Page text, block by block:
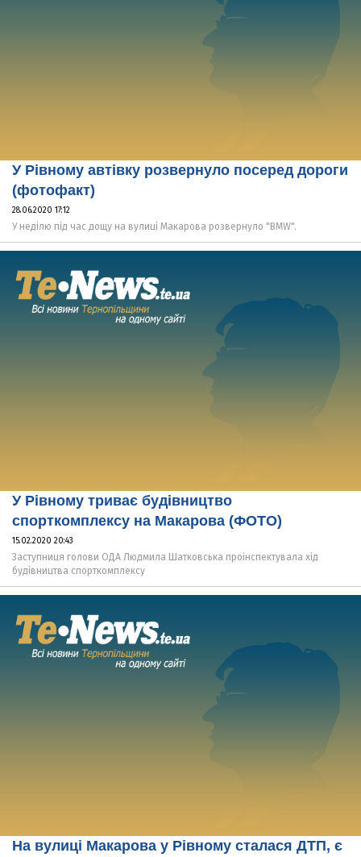
У Рівному автівку розвернуло посеред дороги
(фотофакт)
28.06.2020 17:12
У неділю під час дощу на вулиці Макарова розвернуло "BMW".
У Рівному триває будівництво
спорткомплексу на Макарова (ФОТО)
15.02.2020 20:43
Заступниця голови ОДА Людмила Шатковська проінспектувала хід
будівництва спорткомплексу
На вулиці Макарова у Рівному сталася ДТП, є